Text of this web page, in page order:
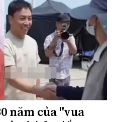
năm của "vua